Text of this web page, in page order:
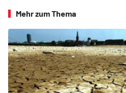
Mehr zum Thema